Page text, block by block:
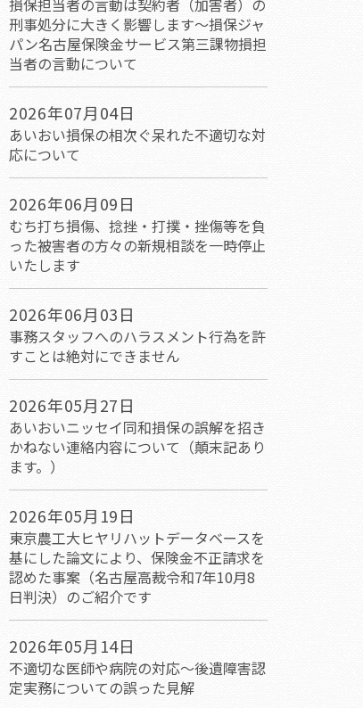
損保担当者の言動は契約者（加害者）の
刑事処分に大きく影響します～損保ジャ
パン名古屋保険金サービス第三課物損担
当者の言動について
2026年07月04日
あいおい損保の相次ぐ呆れた不適切な対
応について
2026年06月09日
むち打ち損傷、捻挫・打撲・挫傷等を負
った被害者の方々の新規相談を一時停止
いたします
2026年06月03日
事務スタッフへのハラスメント行為を許
すことは絶対にできません
2026年05月27日
あいおいニッセイ同和損保の誤解を招き
かねない連絡内容について（顛末記あり
ます。）
2026年05月19日
東京農工大ヒヤリハットデータベースを
基にした論文により、保険金不正請求を
認めた事案（名古屋高裁令和7年10月8
日判決）のご紹介です
2026年05月14日
不適切な医師や病院の対応～後遺障害認
定実務についての誤った見解